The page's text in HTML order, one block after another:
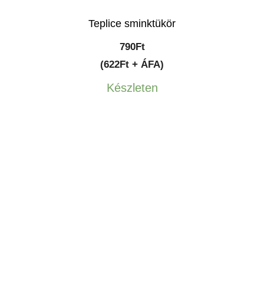
Teplice sminktükör
790Ft
(622Ft + ÁFA)
Készleten